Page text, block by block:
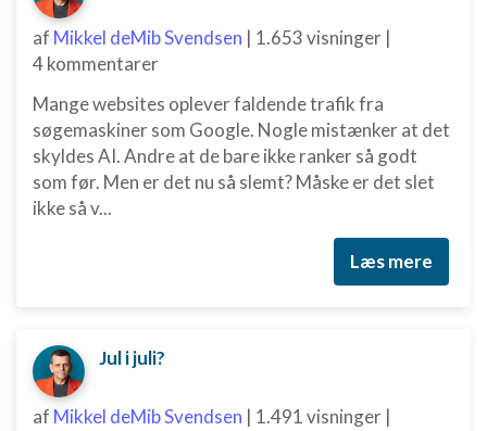
af Mikkel deMib Svendsen | 1.653 visninger |
4 kommentarer
Mange websites oplever faldende trafik fra
søgemaskiner som Google. Nogle mistænker at det
skyldes AI. Andre at de bare ikke ranker så godt
som før. Men er det nu så slemt? Måske er det slet
ikke så v...
Læs mere
Jul i juli?
af Mikkel deMib Svendsen | 1.491 visninger |